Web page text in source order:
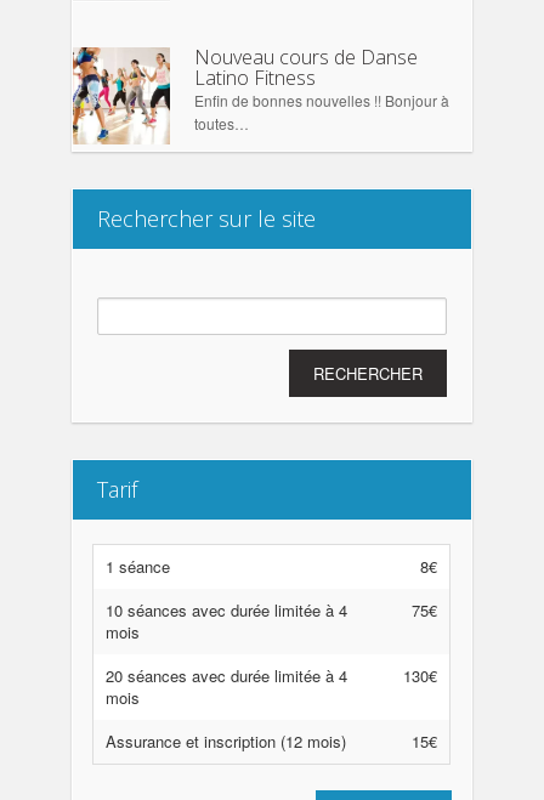
Nouveau cours de Danse
Latino Fitness
Enfin de bonnes nouvelles !! Bonjour à
toutes…
Rechercher sur le site
Rechercher :
Tarif
1 séance
8€
10 séances avec durée limitée à 4
mois
75€
20 séances avec durée limitée à 4
mois
130€
Assurance et inscription (12 mois) 15€